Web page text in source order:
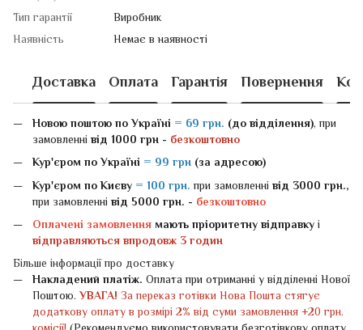
Тип гарантії
Виробник
Наявність
Немає в наявності
Доставка Оплата Гарантія Повернення
Новою поштоюпо Україні = 69 грн. (до відділення), при
замовленні від 1000 грн - безкоштовно
Кур'єром по Україні = 99 грн (за адресою)
Кур'єром по Києву = 100 грн. при замовленні від 3000 грн.,
при замовленні від 5000 грн. - безкоштовно
Оплачені замовлення мають пріоритетну відправкуі
відправляються впродовж 3 годин
Більше інформації про доставку
Накладений платіж. Оплата при отриманні у відділенні Нової
Поштою.УВАГА! За переказ готівки Нова Пошта стягує
додаткову оплату в розмірі 2% від суми замовлення +20 грн.